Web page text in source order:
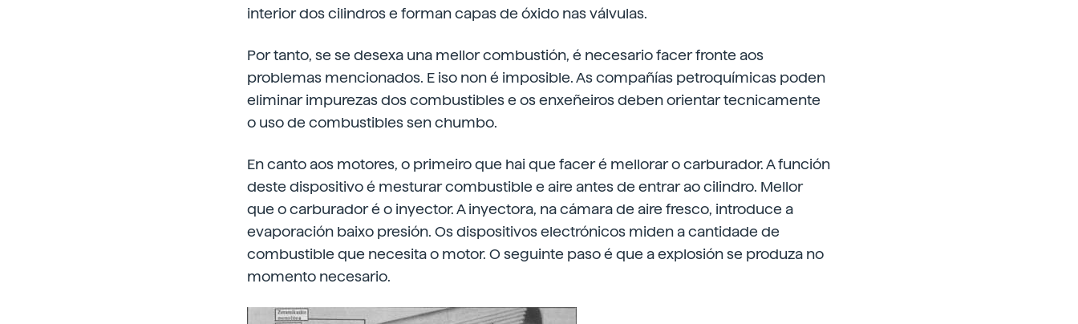
interior dos cilindros e forman capas de óxido nas válvulas.
Por tanto, se se desexa una mellor combustión, é necesario facer fronte aos
problemas mencionados. E iso non é imposible. As compañías petroquímicas poden
eliminar impurezas dos combustibles e os enxeñeiros deben orientar tecnicamente
o uso de combustibles sen chumbo.
En canto aos motores, o primeiro que hai que facer é mellorar o carburador. A función
deste dispositivo é mesturar combustible e aire antes de entrar ao cilindro. Mellor
que o carburador é o inyector. A inyectora, na cámara de aire fresco, introduce a
evaporación baixo presión. Os dispositivos electrónicos miden a cantidade de
combustible que necesita o motor. O seguinte paso é que a explosión se produza no
momento necesario.